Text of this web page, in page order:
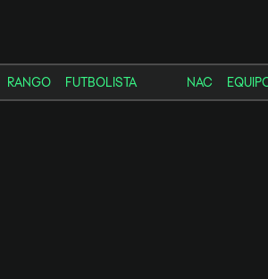
RANGO FUTBOLISTA NAC